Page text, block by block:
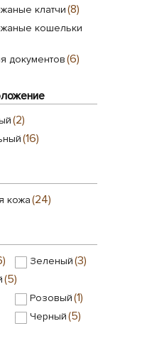
клатчи(8)
кошельки
документов(6)
(2)
(16)
кожа(24)
Зеленый(3)
(5)
Розовый(1)
Черный(5)